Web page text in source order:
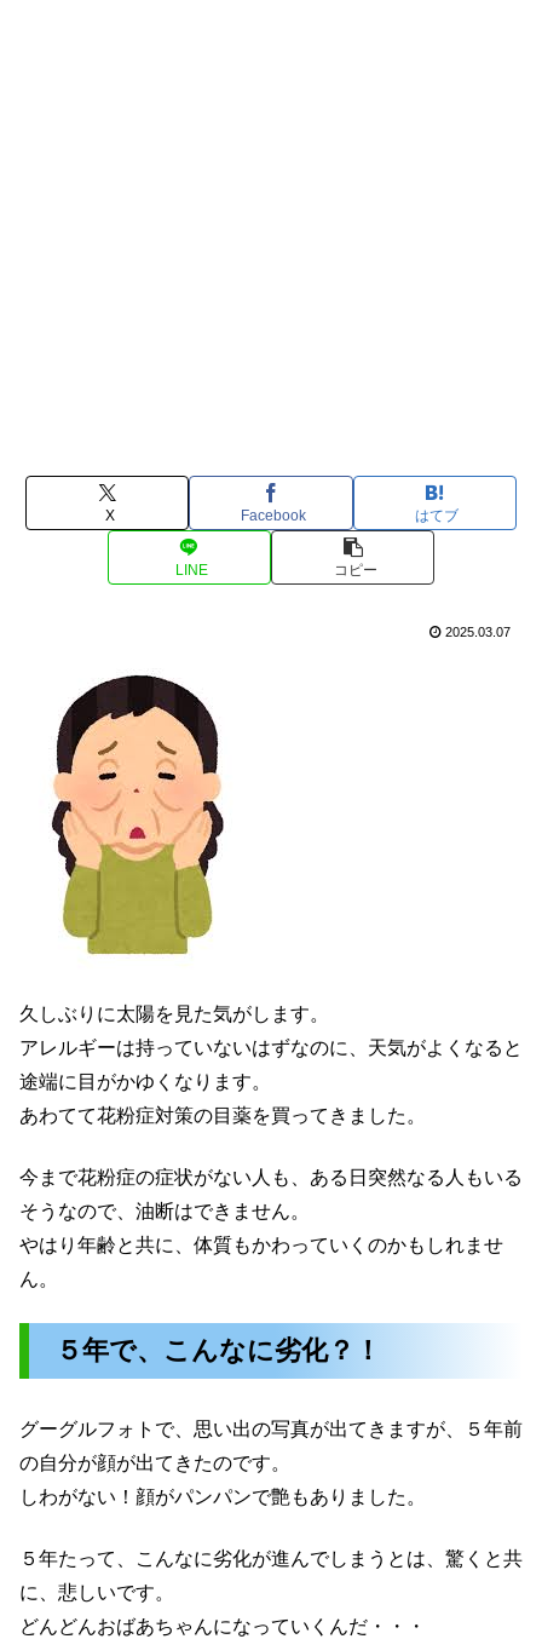
X Facebook はてブ
LINE コピー
2025.03.07
久しぶりに太陽を見た気がします。
アレルギーは持っていないはずなのに、天気がよくなると
途端に目がかゆくなります。
あわてて花粉症対策の目薬を買ってきました。
今まで花粉症の症状がない人も、ある日突然なる人もいる
そうなので、油断はできません。
やはり年齢と共に、体質もかわっていくのかもしれませ
ん。
５年で、こんなに劣化？！
グーグルフォトで、思い出の写真が出てきますが、５年前
の自分が顔が出てきたのです。
しわがない！顔がパンパンで艶もありました。
５年たって、こんなに劣化が進んでしまうとは、驚くと共
に、悲しいです。
どんどんおばあちゃんになっていくんだ・・・